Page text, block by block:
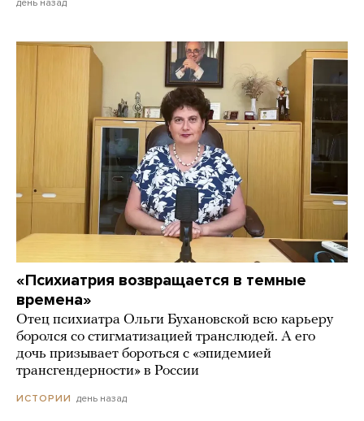
день назад
«Психиатрия возвращается в темные
времена»
Отец психиатра Ольги Бухановской всю карьеру
боролся со стигматизацией транслюдей. А его
дочь призывает бороться с «эпидемией
трансгендерности» в России
ИСТОРИИ день назад